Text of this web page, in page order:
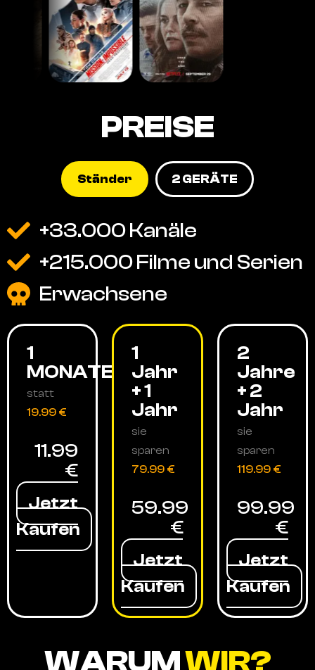
PREISE
Ständer 2 GERÄTE
+33.000 Kanäle
+215.000 Filme und Serien
Erwachsene
1
MONATE
statt
19.99 €
11.99
€
Jetzt
Kaufen
1
Jahr
+ 1
Jahr
sie
sparen
79.99 €
59.99
€
Jetzt
Kaufen
2
Jahre
+ 2
Jahr
sie
sparen
119.99 €
99.99
€
Jetzt
Kaufen
WARUMWIR?